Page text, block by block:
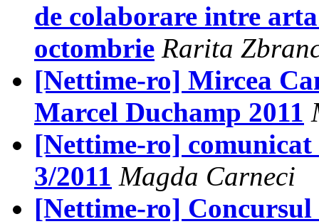
de colaborare intre
octombrie Rarita
[Nettime-ro] Mircea
Marcel Duchamp 2011
[Nettime-ro] comunicat
3/2011 Magda Carneci
[Nettime-ro]